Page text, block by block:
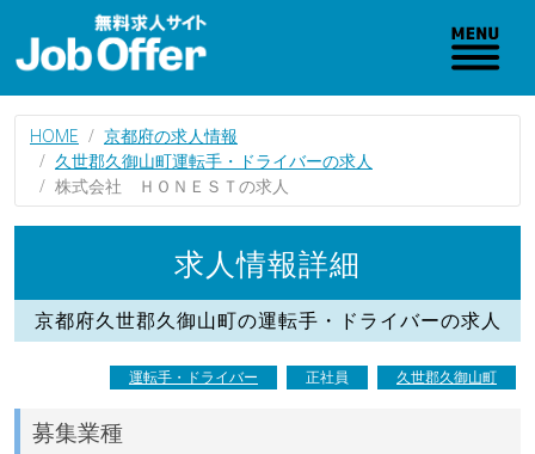
HOME
京都府の求人情報
久世郡久御山町運転手・ドライバーの求人
株式会社 ＨＯＮＥＳＴの求人
求人情報詳細
京都府久世郡久御山町の運転手・ドライバーの求人
運転手・ドライバー 正社員 久世郡久御山町
募集業種